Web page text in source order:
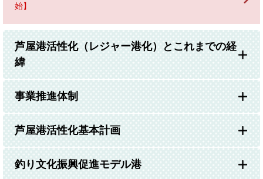
始】
芦屋港活性化（レジャー港化）とこれまでの経
緯
事業推進体制
芦屋港活性化基本計画
釣り文化振興促進モデル港